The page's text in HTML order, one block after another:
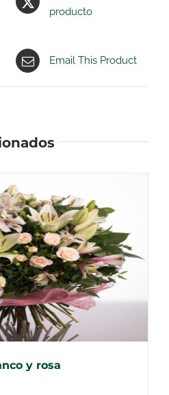
producto
Email This Product
y rosa